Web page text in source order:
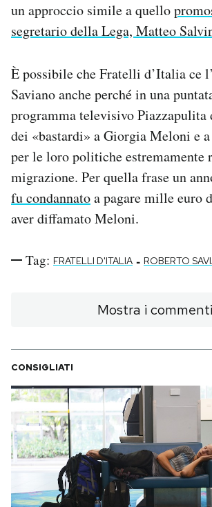
un approccio simile a quello
segretario della Lega, Matteo
È possibile che Fratelli d’Italia ce
Saviano anche perché in una
programma televisivo Piazzapulita
dei «bastardi» a Giorgia Meloni e
per le loro politiche estremamente
migrazione. Per quella frase un
fu condannatoa pagare mille euro
aver diffamato Meloni.
Tag: FRATELLI D'ITALIA - ROBERTO
Mostra i commenti
CONSIGLIATI